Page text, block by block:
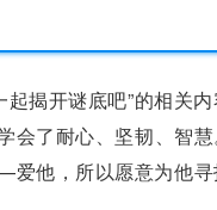
揭开谜底吧”的相关
会了耐心、坚韧、智
他，所以愿意为他寻